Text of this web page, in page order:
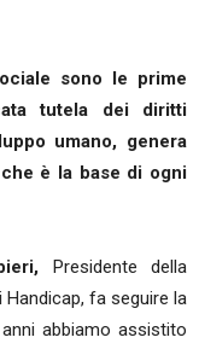
sono le prime
tutela dei diritti
umano, genera
è la base di ogni
Presidente della
fa seguire la
abbiamo assistito